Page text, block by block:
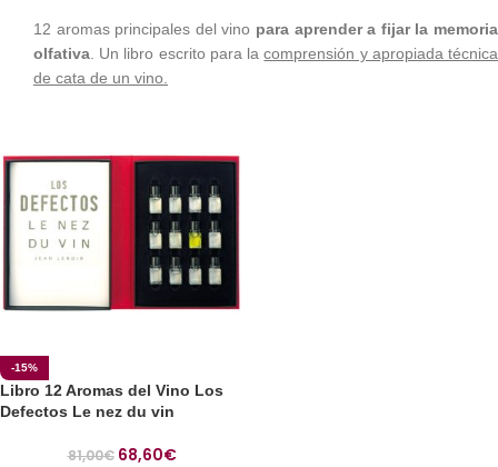
12 aromas principales del vino para aprender a fijar la memoria
olfativa . Un libro escrito para lacomprensión y apropiada técnica
de cata de un vino.
-15%
Libro 12 Aromas del Vino Los
Defectos Le nez du vin
81,00€ 68,60€